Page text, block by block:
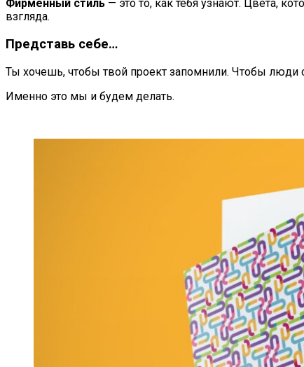
Фирменный стиль — это то, как тебя узнают. Цвета,
взгляда.
Представь себе…
Ты хочешь, чтобы твой проект запомнили. Чтобы люди
Именно это мы и будем делать.